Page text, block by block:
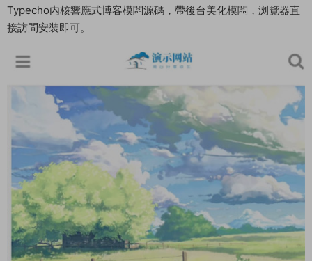
Typecho内核響應式博客模闆源碼，帶後台美化模闆，浏覽器直
接訪問安裝即可。